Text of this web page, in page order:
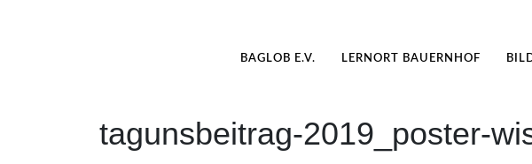
BAGLOB E.V. LERNORT BAUERNHOF
tagunsbeitrag-2019_poster-